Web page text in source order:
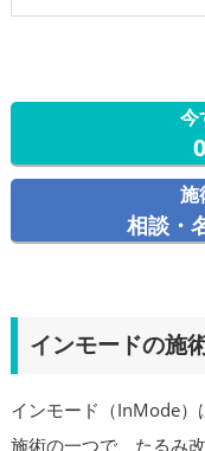
今
施
相談・
インモードの施
インモード（InMode）
施術の一つで、たるみ